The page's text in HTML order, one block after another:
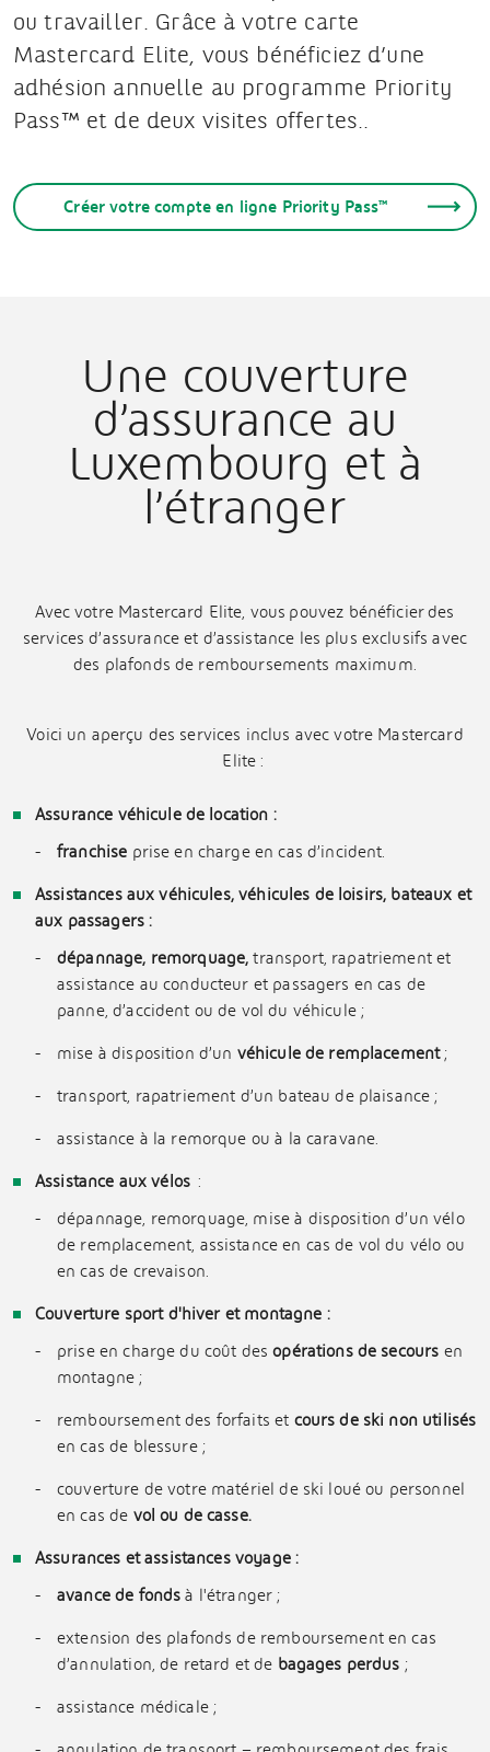
ou travailler. Grâce à votre carte
Mastercard Elite, vous bénéficiez d’une
adhésion annuelle au programme Priority
Pass™ et de deux visites offertes..
Créer votre compte en ligne Priority Pass™
Une couverture
d’assurance au
Luxembourg et à
l’étranger
Avec votre Mastercard Elite, vous pouvez bénéficier des
services d’assurance et d’assistance les plus exclusifs avec
des plafonds de remboursements maximum.
Voici un aperçu des services inclus avec votre Mastercard
Elite :
Assurance véhicule de location :
franchise prise en charge en cas d’incident.
Assistances aux véhicules, véhicules de loisirs, bateaux et
aux passagers :
dépannage, remorquage, transport, rapatriement et
assistance au conducteur et passagers en cas de
panne, d’accident ou de vol du véhicule ;
mise à disposition d’un véhicule de remplacement;
transport, rapatriement d’un bateau de plaisance ;
assistance à la remorque ou à la caravane.
Assistance aux vélos:
dépannage, remorquage, mise à disposition d’un vélo
de remplacement, assistance en cas de vol du vélo ou
en cas de crevaison.
Couverture sport d'hiver et montagne :
prise en charge du coût desopérations de secours en
montagne ;
remboursement des forfaits et cours de ski non utilisés
en cas de blessure ;
couverture de votre matériel de ski loué ou personnel
en cas de vol ou de casse.
Assurances et assistances voyage :
avance de fonds à l'étranger ;
extension des plafonds de remboursement en cas
d’annulation, de retard et de bagages perdus ;
assistance médicale ;